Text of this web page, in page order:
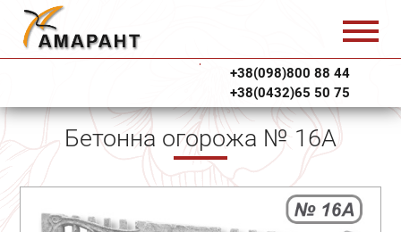
+38(098)800 88 44
+38(0432)65 50 75
Бетонна огорожа № 16А